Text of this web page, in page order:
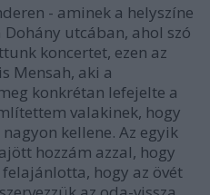
- aminek a helyszíne
Dohány utcában, ahol szó
koncertet, ezen az
Mensah, aki a
konkrétan lefejelte a
valakinek, hogy
kellene. Az egyik
hozzám azzal, hogy
hogy az övét